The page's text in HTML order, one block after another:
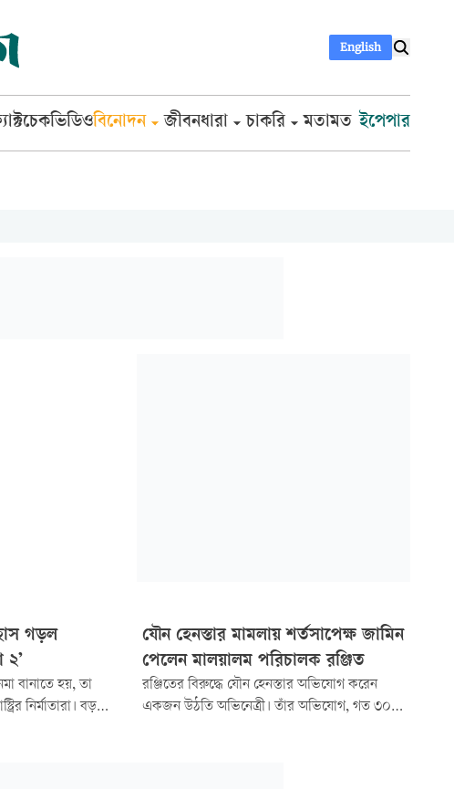
English
ভিডিওবিনোদন জীবনধারা চাকরি মতামত ইপেপার
গড়ল
২’
বানাতে হয়, তা
নির্মাতারা। বড়
যৌন হেনস্তার মামলায় শর্তসাপেক্ষ জামিন
পেলেন মালয়ালম পরিচালক রঞ্জিত
রঞ্জিতের বিরুদ্ধে যৌন হেনস্তার অভিযোগ করেন
একজন উঠতি অভিনেত্রী। তাঁর অভিযোগ, গত ৩০